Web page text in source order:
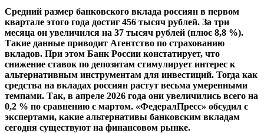
Средний размер банковского вклада россиян в первом
квартале этого года достиг 456 тысяч рублей. За три
месяца он увеличился на 37 тысяч рублей (плюс 8,8 %).
Такие данные приводит Агентство по страхованию
вкладов. При этом Банк России констатирует, что
снижение ставок по депозитам стимулирует интерес к
альтернативным инструментам для инвестиций. Тогда как
средства на вкладах россиян растут весьма умеренными
темпами. Так, в апреле 2026 года они увеличились всего на
0,2 % по сравнению с мартом. «ФедералПресс» обсудил с
экспертами, какие альтернативы банковским вкладам
сегодня существуют на финансовом рынке.